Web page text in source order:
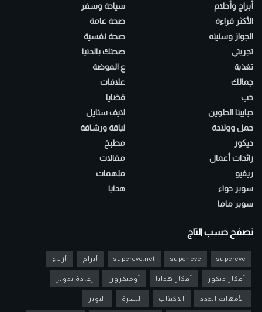
أبراج وأحلام
الأكثر قراءة
الجواز وسنينه
تجربتي
تغذية
جمالك
حب
حبايبنا الحلوين
حمل وولادة
ديكور
رائدات أعمال
ريفيو
سوبر حواء
سوبر ماما
سياحة وسفر
صحة عامة
صحة نفسية
صحتك بالدنيا
ع الموضة
علاقات
قضايا
لايف ستايل
لياقة ورشاقة
مطبخ
مقالات
ملهمات
هدايا
تصفح حسب التاج
supereve
super eve
supereve.net أبراج أزياء
أفكار ديكور أفكار هدايا أوميكرون إعادة تدوير
الأمهات الجدد الاكتئاب البشرة التوتر